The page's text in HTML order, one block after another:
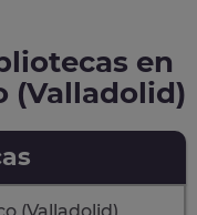
en
(Valladolid)